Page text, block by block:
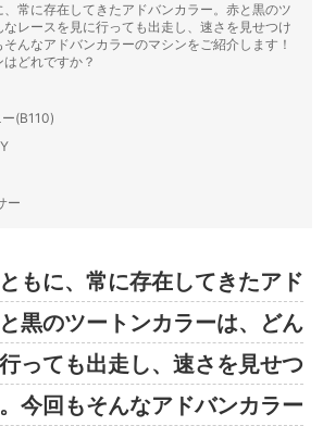
、常に存在してきたアドバンカラー。赤と黒のツ
レースを見に行っても出走し、速さを見せつけ
んなアドバンカラーのマシンをご紹介します！
どれですか？
(B110)
ー
もに、常に存在してきたアド
黒のツートンカラーは、どん
っても出走し、速さを見せつ
今回もそんなアドバンカラー